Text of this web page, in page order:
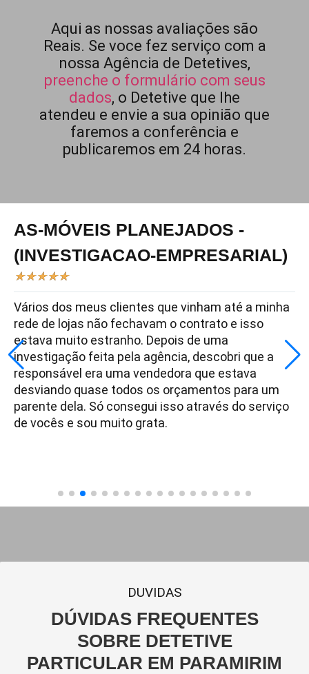
Aqui as nossas avaliações são
Reais. Se voce fez serviço com a
nossa Agência de Detetives,
preenche o formulário com seus
dados, o Detetive que lhe
atendeu e envie a sua opinião que
faremos a conferência e
publicaremos em 24 horas.
AS-MÓVEIS PLANEJADOS -
(INVESTIGACAO-EMPRESARIAL)
★★★★★
Vários dos meus clientes que vinham até a minha
rede de lojas não fechavam o contrato e isso
estava muito estranho. Depois de uma
investigação feita pela agência, descobri que a
responsável era uma vendedora que estava
desviando quase todos os orçamentos para um
parente dela. Só consegui isso através do serviço
de vocês e sou muito grata.
DUVIDAS
DÚVIDAS FREQUENTES
SOBRE DETETIVE
PARTICULAR EM PARAMIRIM